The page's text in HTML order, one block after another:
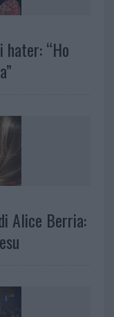
hater: “Ho
Alice Berria: